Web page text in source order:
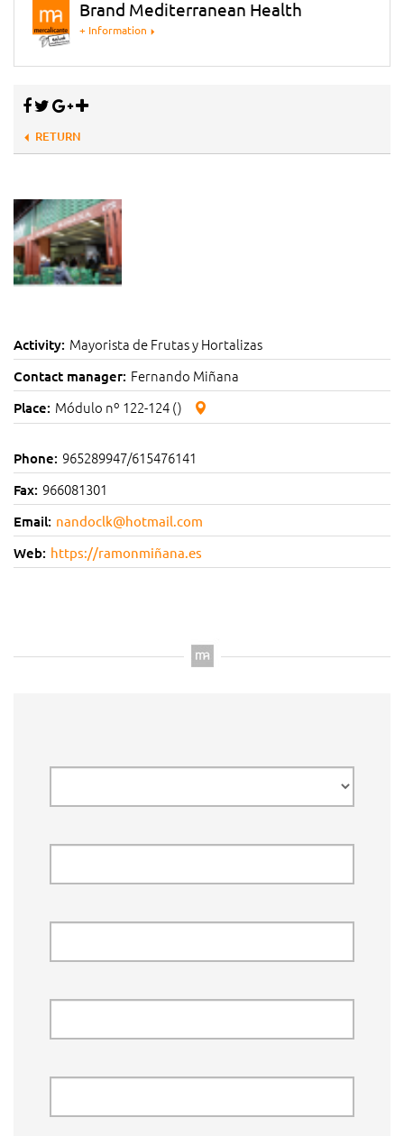
Brand Mediterranean Health
+ Information
RETURN
Activity: Mayorista de Frutas y Hortalizas
Contact manager: Fernando Miñana
Place: Módulo nº 122-124 ()
Phone: 965289947/615476141
Fax: 966081301
Email: nandoclk@hotmail.com
Web: https://ramonmiñana.es